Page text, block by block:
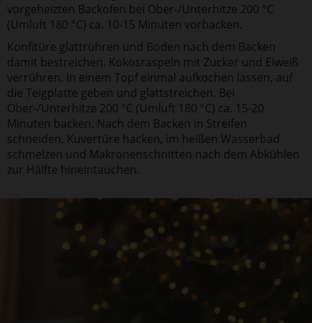
vorgeheizten Backofen bei Ober-/Unterhitze 200 °C
(Umluft 180 °C) ca. 10-15 Minuten vorbacken.
Konfitüre glattrühren und Boden nach dem Backen
damit bestreichen. Kokosraspeln mit Zucker und Eiweiß
verrühren. In einem Topf einmal aufkochen lassen, auf
die Teigplatte geben und glattstreichen. Bei
Ober-/Unterhitze 200 °C (Umluft 180 °C) ca. 15-20
Minuten backen. Nach dem Backen in Streifen
schneiden. Kuvertüre hacken, im heißen Wasserbad
schmelzen und Makronenschnitten nach dem Abkühlen
zur Hälfte hineintauchen.